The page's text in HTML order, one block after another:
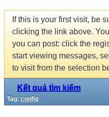
If this is your first visit, be
clicking the link above.
you can post: click the
start viewing messages,
to visit from the selection
Kết quả tìm kiếm
Tag: config